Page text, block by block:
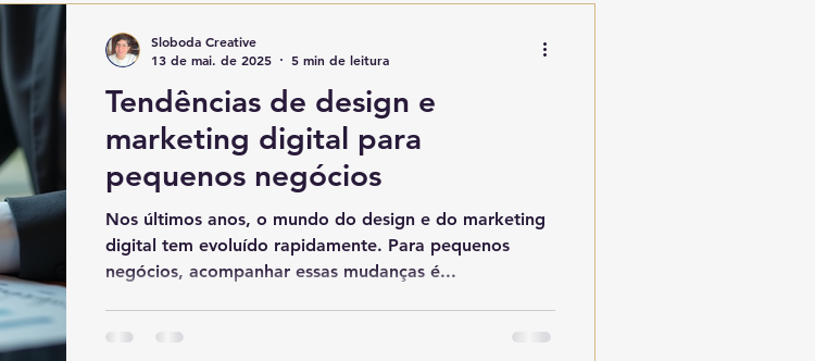
Tendências de design e
marketing digital para
pequenos negócios
Nos últimos anos, o mundo do design e do marketing
digital tem evoluído rapidamente. Para pequenos
negócios, acompanhar essas mudanças é...
Sloboda Creative
13 de mai. de 2025
5 min de leitura